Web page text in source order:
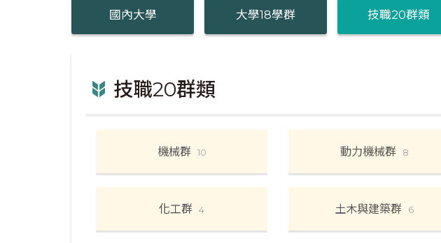
國內大學 大學18學群 技職20群類
技職20群類
機械群 10 動力機械群 8
化工群 4 土木與建築群 6